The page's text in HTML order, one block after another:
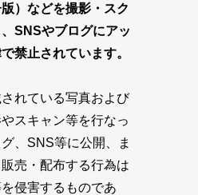
）などを撮影・スク
SNSやブログにアッ
禁止されています。
れている写真および
スキャン等を行なっ
、SNS等に公開、ま
売・配布する行為は
侵害するものであ